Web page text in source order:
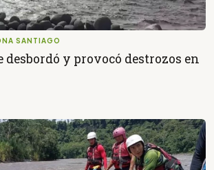
SANTIAGO
desbordó y provocó destrozos en